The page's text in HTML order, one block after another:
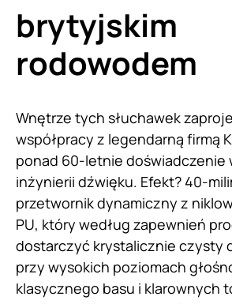
brytyjskim
rodowodem
Wnętrze tych słuchawek
współpracy z legendarną firmą
ponad 60-letnie doświadczenie
inżynierii dźwięku. Efekt? 40-
przetwornik dynamiczny z
PU, który według zapewnień
dostarczyć krystalicznie czysty
przy wysokich poziomach
klasycznego basu i klarownych